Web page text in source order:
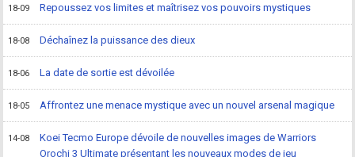
18-09 Repoussez vos limites et maîtrisez vos pouvoirs mystiques
18-08 Déchaînez la puissance des dieux
18-06 La date de sortie est dévoilée
18-05 Affrontez une menace mystique avec un nouvel arsenal magique
14-08
Koei Tecmo Europe dévoile de nouvelles images de Warriors
Orochi 3 Ultimate présentant les nouveaux modes de jeu